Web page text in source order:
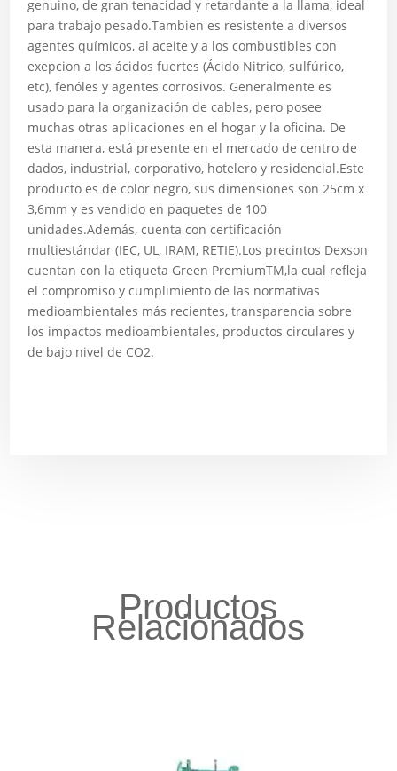
genuino, de gran tenacidad y retardante a la llama, ideal
para trabajo pesado.Tambien es resistente a diversos
agentes químicos, al aceite y a los combustibles con
exepcion a los ácidos fuertes (Ácido Nitrico, sulfúrico,
etc), fenóles y agentes corrosivos. Generalmente es
usado para la organización de cables, pero posee
muchas otras aplicaciones en el hogar y la oficina. De
esta manera, está presente en el mercado de centro de
dados, industrial, corporativo, hotelero y residencial.Este
producto es de color negro, sus dimensiones son 25cm x
3,6mm y es vendido en paquetes de 100
unidades.Además, cuenta con certificación
multiestándar (IEC, UL, IRAM, RETIE).Los precintos Dexson
cuentan con la etiqueta Green PremiumTM,la cual refleja
el compromiso y cumplimiento de las normativas
medioambientales más recientes, transparencia sobre
los impactos medioambientales, productos circulares y
de bajo nivel de CO2.
Productos
Relacionados